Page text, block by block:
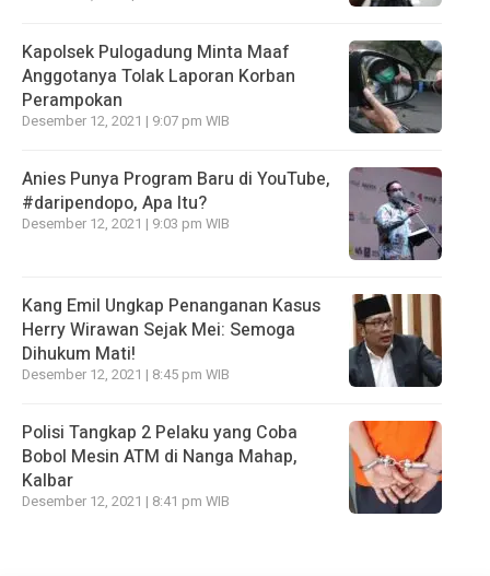
Kapolsek Pulogadung Minta Maaf
Anggotanya Tolak Laporan Korban
Perampokan
Desember 12, 2021 | 9:07 pm WIB
Anies Punya Program Baru di YouTube,
#daripendopo, Apa Itu?
Desember 12, 2021 | 9:03 pm WIB
Kang Emil Ungkap Penanganan Kasus
Herry Wirawan Sejak Mei: Semoga
Dihukum Mati!
Desember 12, 2021 | 8:45 pm WIB
Polisi Tangkap 2 Pelaku yang Coba
Bobol Mesin ATM di Nanga Mahap,
Kalbar
Desember 12, 2021 | 8:41 pm WIB